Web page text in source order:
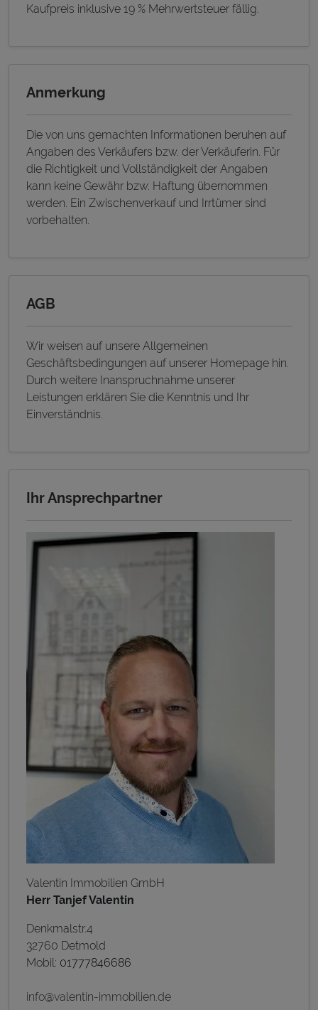
Kaufpreis inklusive 19 % Mehrwertsteuer fällig.
Anmerkung
Die von uns gemachten Informationen beruhen auf
Angaben des Verkäufers bzw. der Verkäuferin. Für
die Richtigkeit und Vollständigkeit der Angaben
kann keine Gewähr bzw. Haftung übernommen
werden. Ein Zwischenverkauf und Irrtümer sind
vorbehalten.
AGB
Wir weisen auf unsere Allgemeinen
Geschäftsbedingungen auf unserer Homepage hin.
Durch weitere Inanspruchnahme unserer
Leistungen erklären Sie die Kenntnis und Ihr
Einverständnis.
Ihr Ansprechpartner
Valentin Immobilien GmbH
Herr Tanjef Valentin
Denkmalstr.4
32760 Detmold
Mobil: 01777846686
info@valentin-immobilien.de